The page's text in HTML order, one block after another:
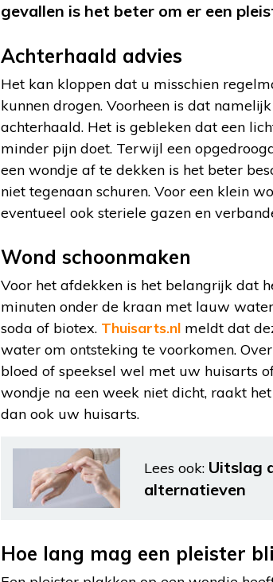
gevallen is het beter om er een
Achterhaald advies
Het kan kloppen dat u misschien
kunnen drogen. Voorheen is dat
achterhaald. Het is gebleken dat een
minder pijn doet. Terwijl een
een wondje af te dekken is het beter
niet tegenaan schuren. Voor een klein
eventueel ook steriele gazen en
Wond schoonmaken
Voor het afdekken is het belangrijk dat
minuten onder de kraan met lauw
soda of biotex. Thuisarts.nl meldt dat
water om ontsteking te voorkomen.
bloed of speeksel wel met uw huisarts
wondje na een week niet dicht, raakt
dan ook uw huisarts.
Lees ook: Uitslag
alternatieven
Hoe lang mag een pleister